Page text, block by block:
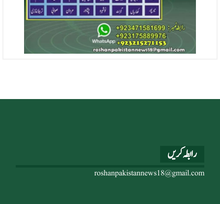
رابطہ کریں
roshanpakistannews18@gmail.com